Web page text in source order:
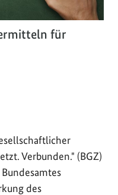
für
Verbunden." (BGZ)
des